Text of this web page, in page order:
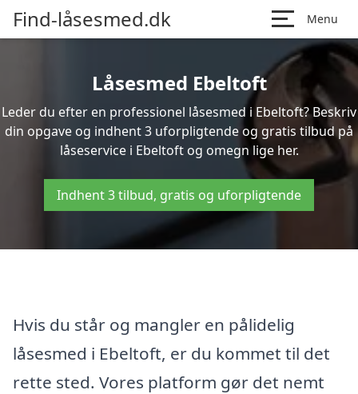
Find-låsesmed.dk Menu
Låsesmed Ebeltoft
Leder du efter en professionel låsesmed i Ebeltoft? Beskriv
din opgave og indhent 3 uforpligtende og gratis tilbud på
låseservice i Ebeltoft og omegn lige her.
Indhent 3 tilbud, gratis og uforpligtende
Hvis du står og mangler en pålidelig
låsesmed i Ebeltoft, er du kommet til det
rette sted. Vores platform gør det nemt